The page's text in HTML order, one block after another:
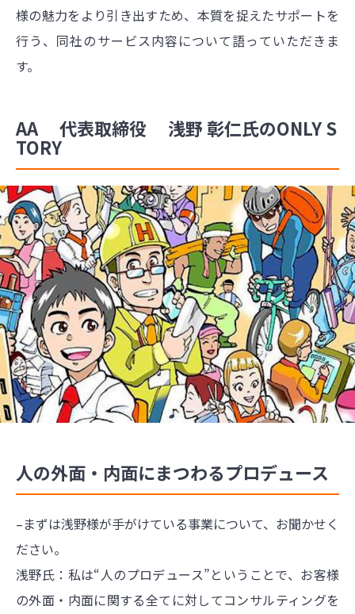
様の魅力をより引き出すため、本質を捉えたサポートを
行う、同社のサービス内容について語っていただきま
す。
AA 代表取締役 浅野 彰仁氏のONLY S
TORY
人の外面・内面にまつわるプロデュース
–まずは浅野様が手がけている事業について、お聞かせく
ださい。
浅野氏：私は“人のプロデュース”ということで、お客様
の外面・内面に関する全てに対してコンサルティングを